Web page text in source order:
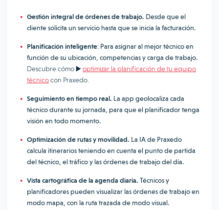
Gestión integral de órdenes de trabajo. Desde que el
cliente solicita un servicio hasta que se inicia la facturación.
Planificación inteligente: Para asignar al mejor técnico en
función de su ubicación, competencias y carga de trabajo.
Descubre cómo ▶️optimizar la planificación de tu equipo
técnicocon Praxedo.
Seguimiento en tiempo real. La app geolocaliza cada
técnico durante su jornada, para que el planificador tenga
visión en todo momento.
Optimización de rutas y movilidad. La IA de Praxedo
calcula itinerarios teniendo en cuenta el punto de partida
del técnico, el tráfico y las órdenes de trabajo del día.
Vista cartográfica de la agenda diaria. Técnicos y
planificadores pueden visualizar las órdenes de trabajo en
modo mapa, con la ruta trazada de modo visual.